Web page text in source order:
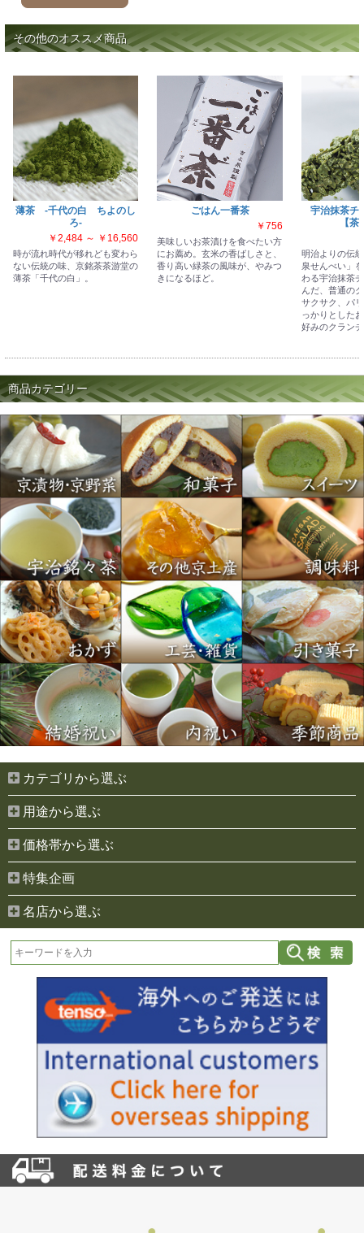
お買い物を続ける カートへ進む
その他のオススメ商品
薄茶 -千代の白 ちよのし
ろ-
￥2,484 ～ ￥16,560
時が流れ時代が移れども変わら
ない伝統の味、京銘茶茶游堂の
薄茶「千代の白」。
ごはん一番茶
￥756
美味しいお茶漬けを食べたい方
にお薦め。玄米の香ばしさと、
香り高い緑茶の風味が、やみつ
きになるほど。
宇治抹茶チ
【
明治よりの伝
泉せんべい」
わる宇治抹茶
んだ、普通の
サクサク、パ
っかりとした
好みのクラン
商品カテゴリー
カテゴリから選ぶ
用途から選ぶ
価格帯から選ぶ
特集企画
名店から選ぶ